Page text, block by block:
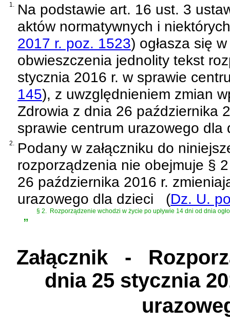
1. Na podstawie art. 16 ust. 3
aktów normatywnych i
2017 r. poz. 1523) ogłasza się
obwieszczenia jednolity tekst
stycznia 2016 r. w sprawie
145), z uwzględnieniem zmian
Zdrowia z dnia 26 października
sprawie centrum urazowego dla
2. Podany w załączniku do
rozporządzenia nie obejmuje §
26 października 2016 r.
urazowego dla dzieci
(Dz. U.
„ § 2. Rozporządzenie wchodzi w życie po upływie 14 dni od dnia
Załącznik -
dnia 25 stycznia